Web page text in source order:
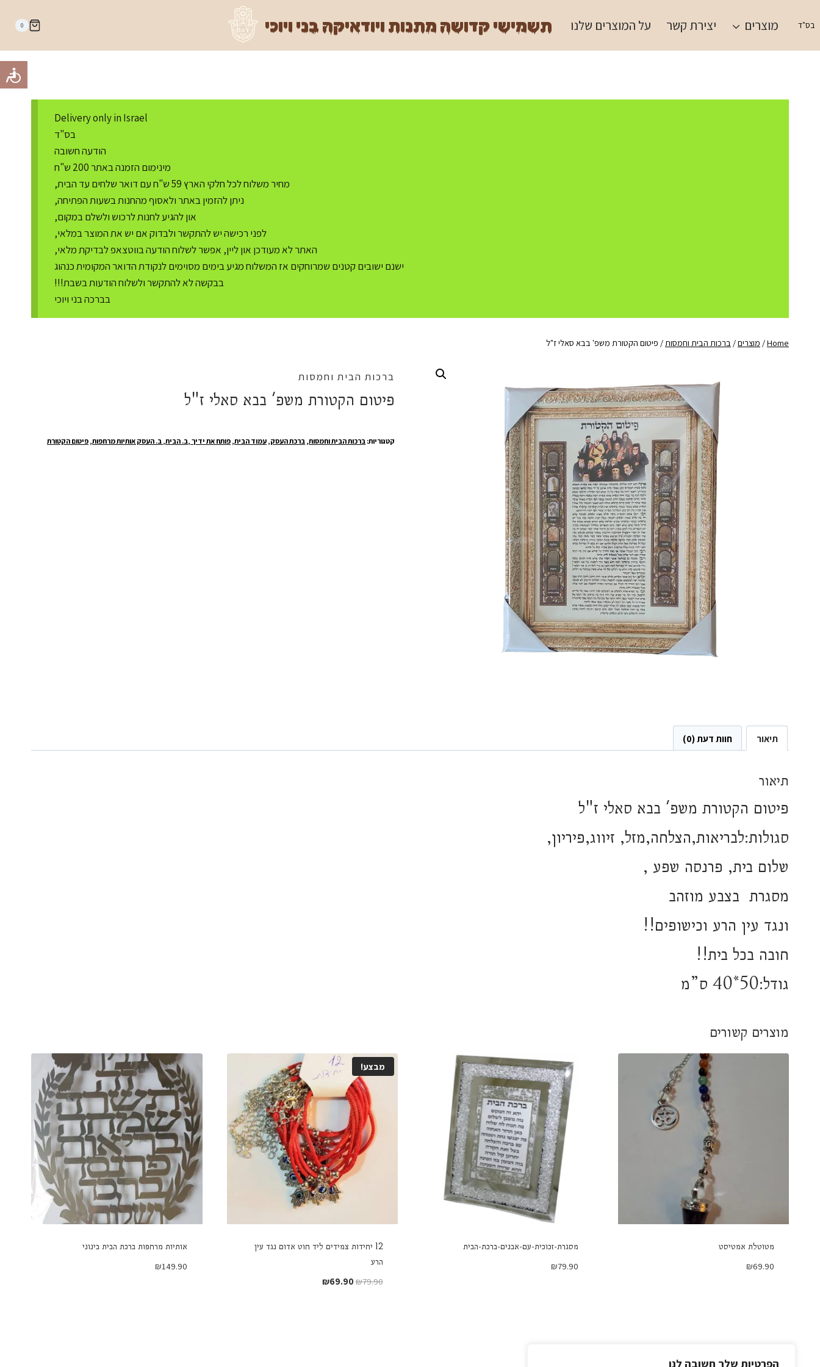
הפרטיות שלך חשובה לנו
toבס"ד מוצרים יצירת קשר על המוצרים שלנו תשמישי קדושה מתנות ויודאיקה בני ויוכי 0
Delivery only in Israel
בס"ד
הודעה חשובה
מינימום הזמנה באתר 200 ש"ח
מחיר משלוח לכל חלקי הארץ 59 ש"ח עם דואר שלחים עד הבית,
ניתן להזמין באתר ולאסוף מהחנות בשעות הפתיחה,
און להגיע לחנות לרכוש ולשלם במקום,
לפני רכישה יש להתקשר ולבדוק אם יש את המוצר במלאי,
האתר לא מעודכן און ליין, אפשר לשלוח הודעה בווטצאפ לבדיקת מלאי,
ישנם ישובים קטנים שמרוחקים אז המשלוח מגיע בימים מסוימים לנקודת הדואר המקומית כנהוג
בבקשה לא להתקשר ולשלוח הודעות בשבת!!!
בברכה בני ויוכי
Home
/ מוצרים/ ברכות הבית וחמסות / פיטום הקטורת משפ' בבא סאלי ז"ל
ברכות הבית וחמסות
פיטום הקטורת משפ' בבא סאלי ז"ל
קטגוריות: ברכות הבית וחמסות, ברכת העסק, עמוד הבית, פותח את ידיך ,ב. הבית, ב. העסק אותיות מרחפות, פיטום הקטורת
תיאור חוות דעת (0)
תיאור
פיטום הקטורת משפ' בבא סאלי ז"ל
סגולות:לבריאות,הצלחה,מזל, זיווג,פיריון,
שלום בית, פרנסה שפע ,
מסגרת בצבע מוזהב
ונגד עין הרע וכישופים!!
חובה בכל בית!!
גודל:50*40 ס”מ
מוצרים קשורים
מטוטלת אמטיסט
₪69.90
מסגרת-זכוכית-עם-אבנים-ברכת-הבית
₪79.90
מבצע!
12 יחידות צמידים ליד חוט אדום נגד עין
הרע
₪79.90
המחיר ₪69.90 המחיר
אותיות מרחפות ברכת הבית בינוני
₪149.90